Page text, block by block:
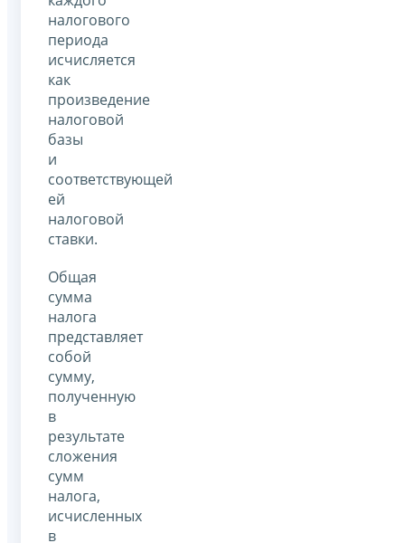
налогового
периода
исчисляется
как
произведение
налоговой
базы
и
соответствующей
ей
налоговой
ставки.
Общая
сумма
налога
представляет
собой
сумму,
полученную
в
результате
сложения
сумм
налога,
исчисленных
в